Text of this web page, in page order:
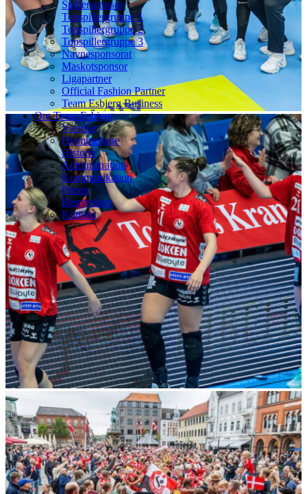
Spillersponsor
Topspillergruppe 1
Topspillergruppe 2
Topspillergruppe 3
Navnesponsorat
Maskotsponsor
Ligapartner
Official Fashion Partner
Team Esbjerg Business
Om Team Esbjerg
Værdier
Hjemmebane
Historie
Administration
Kommunikation
Presse
Bestyrelsen
Kontakt